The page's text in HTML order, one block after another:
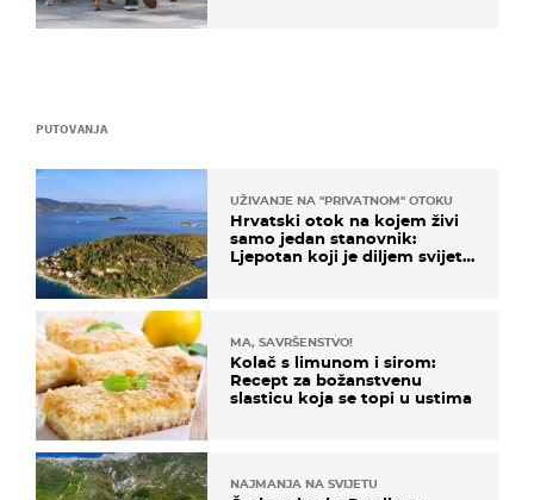
PUTOVANJA
UŽIVANJE NA "PRIVATNOM" OTOKU
Hrvatski otok na kojem živi
samo jedan stanovnik:
Ljepotan koji je diljem svijeta
MA, SAVRŠENSTVO!
Kolač s limunom i sirom:
Recept za božanstvenu
slasticu koja se topi u ustima
NAJMANJA NA SVIJETU